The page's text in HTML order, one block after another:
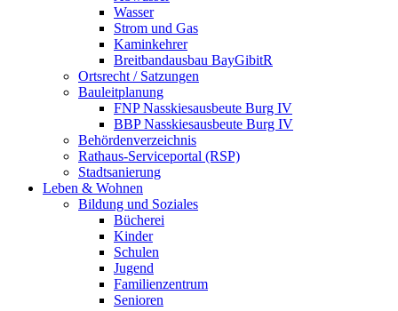
Wasser
Strom und Gas
Kaminkehrer
Breitbandausbau BayGibitR
Ortsrecht / Satzungen
Bauleitplanung
FNP Nasskiesausbeute Burg IV
BBP Nasskiesausbeute Burg IV
Behördenverzeichnis
Rathaus-Serviceportal (RSP)
Stadtsanierung
Leben & Wohnen
Bildung und Soziales
Bücherei
Kinder
Schulen
Jugend
Familienzentrum
Senioren